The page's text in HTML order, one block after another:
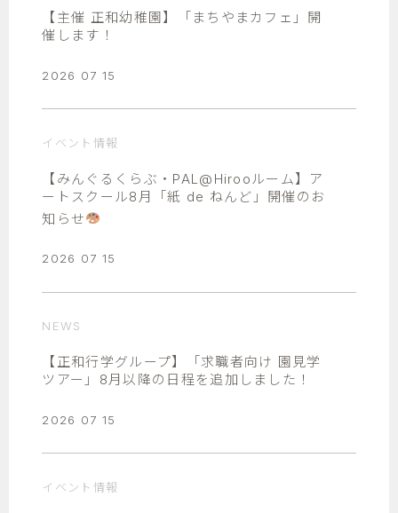
【主催 正和幼稚園】「まちやまカフェ」開
催します！
2026 07 15
イベント情報
【みんぐるくらぶ・PAL@Hirooルーム】ア
ートスクール8月「紙 de ねんど」開催のお
知らせ
2026 07 15
NEWS
【正和行学グループ】「求職者向け 園見学
ツアー」8月以降の日程を追加しました！
2026 07 15
イベント情報